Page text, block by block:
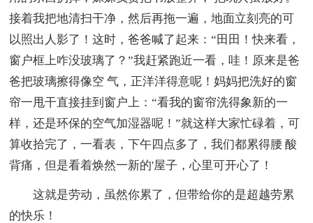
接着我把地清扫干净，然后再拖一遍，地面立刻亮的可
以照出人影了！这时，爸爸喊了起来：“田田！快来看，
窗户框上咋没玻璃了？”我赶紧跑近一看，哇！原来是爸
爸把玻璃擦得像空 气，正洋洋得意呢！妈妈把洗好的窗
帘一甩干直接挂到窗户上：“看我的窗帘洗得象新的一
样，还是环保的空气加湿器呢！”就这样大家忙碌着，可
算收拾完了，一看表，下午四点多了，我们都累得腰 酸
背痛，但是看着焕然一新的'屋子，心里可开心了！
这就是劳动，虽然你累了，但带给你的是超越劳累
的快乐！